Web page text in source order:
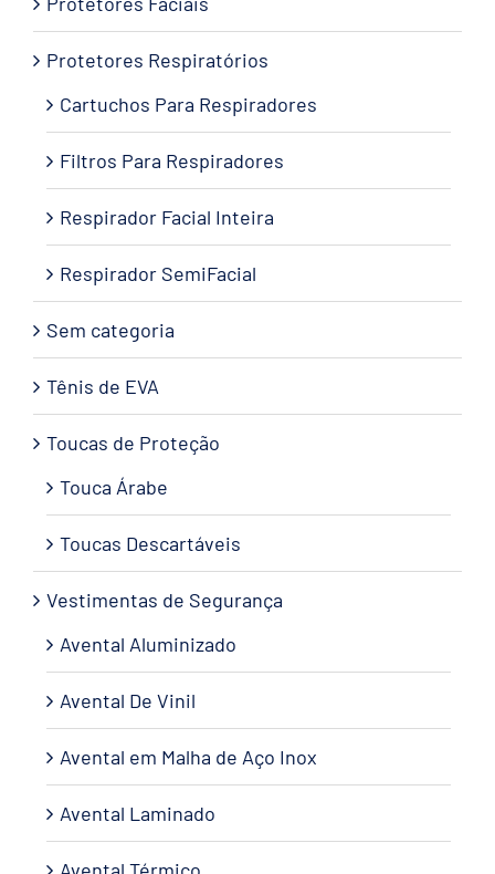
Protetores Respiratórios
Cartuchos Para Respiradores
Filtros Para Respiradores
Respirador Facial Inteira
Respirador SemiFacial
Sem categoria
Tênis de EVA
Toucas de Proteção
Touca Árabe
Toucas Descartáveis
Vestimentas de Segurança
Avental Aluminizado
Avental De Vinil
Avental em Malha de Aço Inox
Avental Laminado